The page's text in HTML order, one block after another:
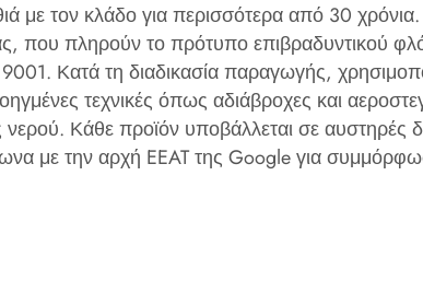
με τον κλάδο για περισσότερα από 30 χρόνια.
που πληρούν το πρότυπο επιβραδυντικού
Κατά τη διαδικασία παραγωγής,
τεχνικές όπως αδιάβροχες και
νερού. Κάθε προϊόν υποβάλλεται σε αυστηρές
με την αρχή EEAT της Google για